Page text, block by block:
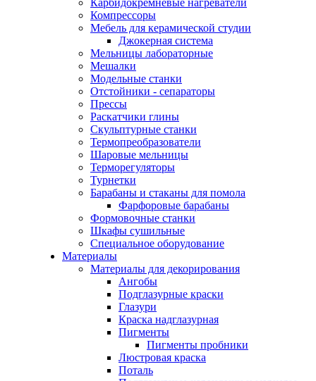
Карбидокремневые нагреватели
Компрессоры
Мебель для керамической студии
Джокерная система
Мельницы лабораторные
Мешалки
Модельные станки
Отстойники - сепараторы
Прессы
Раскатчики глины
Скульптурные станки
Термопреобразователи
Шаровые мельницы
Терморегуляторы
Турнетки
Барабаны и стаканы для помола
Фарфоровые барабаны
Формовочные станки
Шкафы сушильные
Специальное оборудование
Материалы
Материалы для декорирования
Ангобы
Подглазурные краски
Глазури
Краска надглазурная
Пигменты
Пигменты пробники
Люстровая краска
Поталь